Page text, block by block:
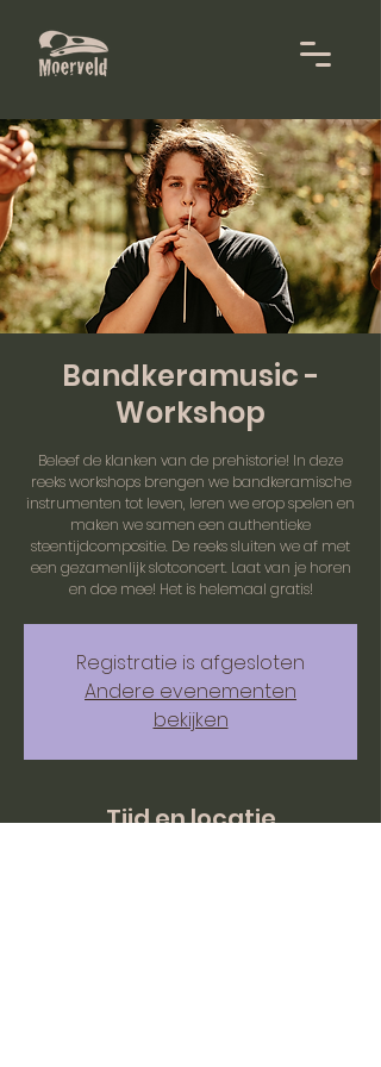
Bandkeramusic -
Workshop
Beleef de klanken van de prehistorie! In deze
reeks workshops brengen we bandkeramische
instrumenten tot leven, leren we erop spelen en
maken we samen een authentieke
steentijdcompositie. De reeks sluiten we af met
een gezamenlijk slotconcert. Laat van je horen
en doe mee! Het is helemaal gratis!
Registratie is afgesloten
Andere evenementen
bekijken
Tijd en locatie